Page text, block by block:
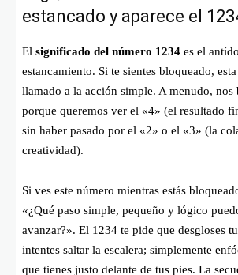
estancado y aparece el
El significado del número 1234 es el
estancamiento. Si te sientes bloqueado,
llamado a la acción simple. A menudo, nos
porque queremos ver el «4» (el resultado
sin haber pasado por el «2» o el «3» (la
creatividad).
Si ves este número mientras estás
«¿Qué paso simple, pequeño y lógico
avanzar?». El 1234 te pide que desgloses
intentes saltar la escalera; simplemente
que tienes justo delante de tus pies. La